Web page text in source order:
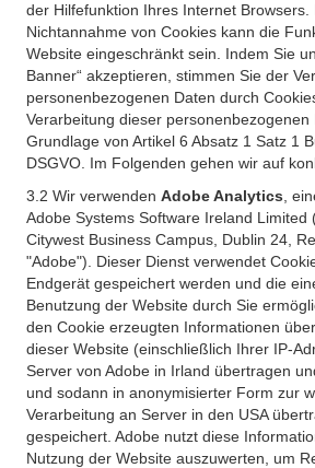
der Hilfefunktion Ihres Internet Browsers.
Nichtannahme von Cookies kann die
Website eingeschränkt sein. Indem Sie
Banner“ akzeptieren, stimmen Sie der
personenbezogenen Daten durch
Verarbeitung dieser
Grundlage von Artikel 6 Absatz 1 Satz 1
DSGVO. Im Folgenden gehen wir auf
3.2 Wir verwenden Adobe Analytics ,
Adobe Systems Software Ireland Limited
Citywest Business Campus, Dublin 24,
"Adobe"). Dieser Dienst verwendet
Endgerät gespeichert werden und die
Benutzung der Website durch Sie
den Cookie erzeugten Informationen
dieser Website (einschließlich Ihrer IP-
Server von Adobe in Irland übertragen
und sodann in anonymisierter Form zur
Verarbeitung an Server in den USA
gespeichert. Adobe nutzt diese
Nutzung der Website auszuwerten, um